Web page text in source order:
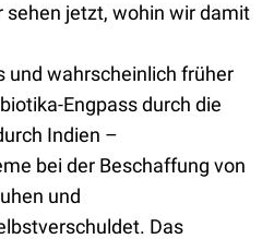
jetzt, wohin wir damit
und wahrscheinlich früher
Engpass durch die
Indien –
bei der Beschaffung von
und
Das